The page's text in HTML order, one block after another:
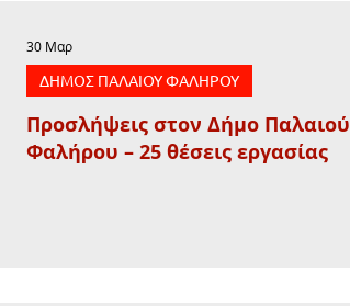
Προσλήψεις στον Δήμο Παλαιού
Φαλήρου – 25 θέσεις εργασίας
ΔΗΜΟΣ ΠΑΛΑΙΟΥ ΦΑΛΗΡΟΥ
30 Μαρ